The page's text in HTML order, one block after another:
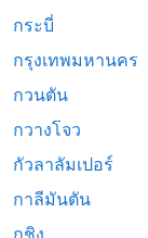
กระบี่
กรุงเทพมหานคร
กวนตัน
กวางโจว
กัวลาลัมเปอร์
กาลีมันตัน